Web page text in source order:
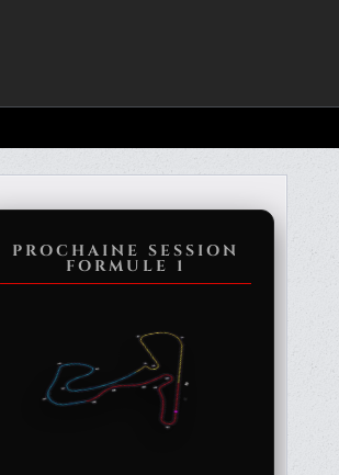
PROCHAINE SESSION
FORMULE 1